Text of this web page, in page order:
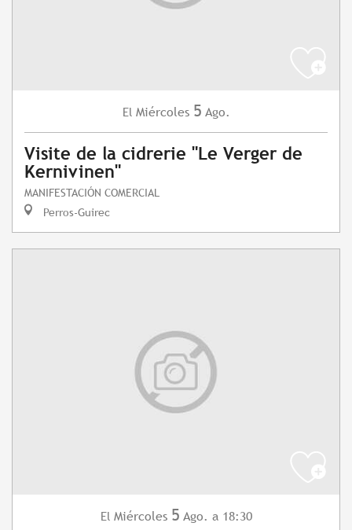
El Miércoles 5 Ago.
Visite de la cidrerie "Le Verger de
Kernivinen"
MANIFESTACIÓN COMERCIAL
Perros-Guirec
El Miércoles 5 Ago. a 18:30